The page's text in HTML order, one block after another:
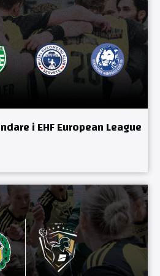
i EHF European League